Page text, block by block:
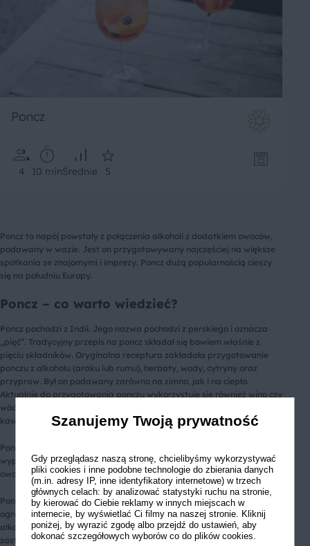
Poncz
4 10 minŚrednie 5
Poncz to napój powstały z połączenia alkoholi z dodatkiem owoców,
podawany w wazie. Jest on przygotowywany najczęściej na większe
spotkania ze znajomymi i imprezy. Poncz dużą popularnością cieszy
się na południu Europy.
Poncz – co warto wiedzieć?
Poncz pochodzi z Indii. Jego nazwa pochodzi z perskiego i oznacza
„pięć”. Tradycyjny przepis na poncz składał się bowiem właśnie z
pięciu składników. Oryginalna receptura zakładała przygotowanie
ponczu z alkoholu (araku lub rumu), herbaty, wody, cytryny oraz
przypraw. Był on podawany zarówno na zimno, jak i na ciepło.
Aktualnie do przygotowania ponczu wykorzystuje się również wino czy
wódkę. Poncz podaje się w przezroczystej wazie, by były widoczne
kawałki owoców. Do nalewania napoju wykorzystuje się chochlę.
Poncz można przygotować również w wersji bezalkoholowej. W takim
wypadku alkohol zastępuje się sokiem owocowym i mrożonymi
owocami.
Poncz doskonale sprawdzi się zarówno podczas letnich spotkań w
ogrodzie, jak i domowych wieczorów z przyjaciółkami. Kompozycja
alkoholu z owocami w wersji mrożonej przyjemnie orzeźwia i może
zastąpić drinki. Dobrze komponuje się z deserami i grillowanym lub
Szanujemy Twoją prywatność
Gdy przeglądasz naszą stronę, chcielibyśmy wykorzystywać
pliki cookies i inne podobne technologie do zbierania danych
(m.in. adresy IP, inne identyfikatory internetowe) w trzech
głównych celach: by analizować statystyki ruchu na stronie,
by kierować do Ciebie reklamy w innych miejscach w
internecie, by wyświetlać Ci filmy na naszej stronie. Kliknij
poniżej, by wyrazić zgodę albo przejdź do ustawień, aby
dokonać szczegółowych wyborów co do plików cookies.